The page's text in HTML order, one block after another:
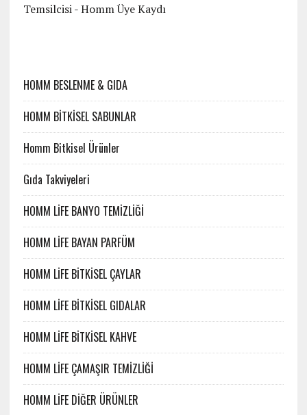
Temsilcisi-Homm Üye Kaydı
HOMM BESLENME & GIDA
HOMM BİTKİSEL SABUNLAR
Homm Bitkisel Ürünler
Gıda Takviyeleri
HOMM LİFE BANYO TEMİZLİĞİ
HOMM LİFE BAYAN PARFÜM
HOMM LİFE BİTKİSEL ÇAYLAR
HOMM LİFE BİTKİSEL GIDALAR
HOMM LİFE BİTKİSEL KAHVE
HOMM LİFE ÇAMAŞIR TEMİZLİĞİ
HOMM LİFE DİĞER ÜRÜNLER